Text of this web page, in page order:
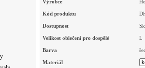
Výrobce
Kód produktu
Dostupnost
Velikost oblečení pro dospělé L
Barva
Materiál